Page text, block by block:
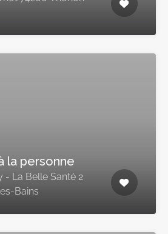
la personne
- La Belle Santé 2
Bains